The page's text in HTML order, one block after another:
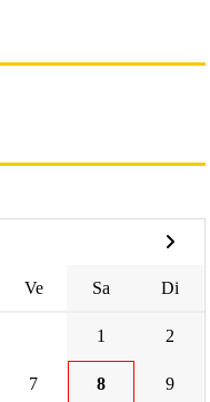
Ve Sa Di
1 2
7 8 9